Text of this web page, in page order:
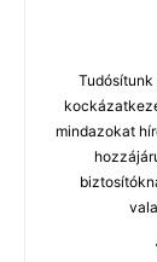
mindazokat